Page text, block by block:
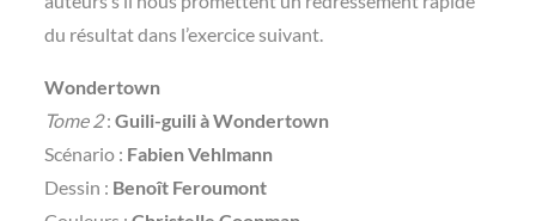
du résultat dans l’exercice suivant.
Wondertown
Tome 2:Guili-guili à Wondertown
Scénario : Fabien Vehlmann
Dessin : Benoît Feroumont